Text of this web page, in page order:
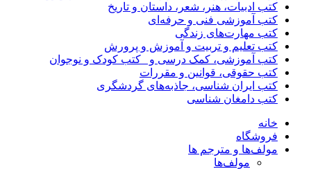
کتب ادبیات، هنر، شعر، داستان و تاریخ
کتب آموزشی فنی و حرفه‌ای
کتب مهارت‌های زندگی
کتب تعلیم و تربیت و آموزش و پرورش
کتب آموزشی، کمک درسی و _کتب کودک و نوجوان
کتب حقوقی، قوانین و مقررات
کتب ایران شناسی، جاذبه‌های گردشگری
کتب دامغان شناسی
خانه
فروشگاه
مولف‌ها و مترجم ها
مولف‌ها